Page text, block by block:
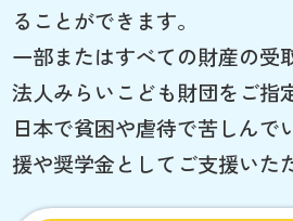
ることができます。
一部またはすべての財産の受
法人みらいこども財団をご指
日本で貧困や虐待で苦しんで
援や奨学金としてご支援いた